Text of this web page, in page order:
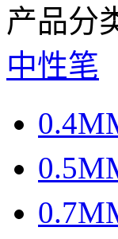
产品分
中性笔